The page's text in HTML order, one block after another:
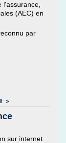
l'assurance,
(AEC) en
par
»
sur internet